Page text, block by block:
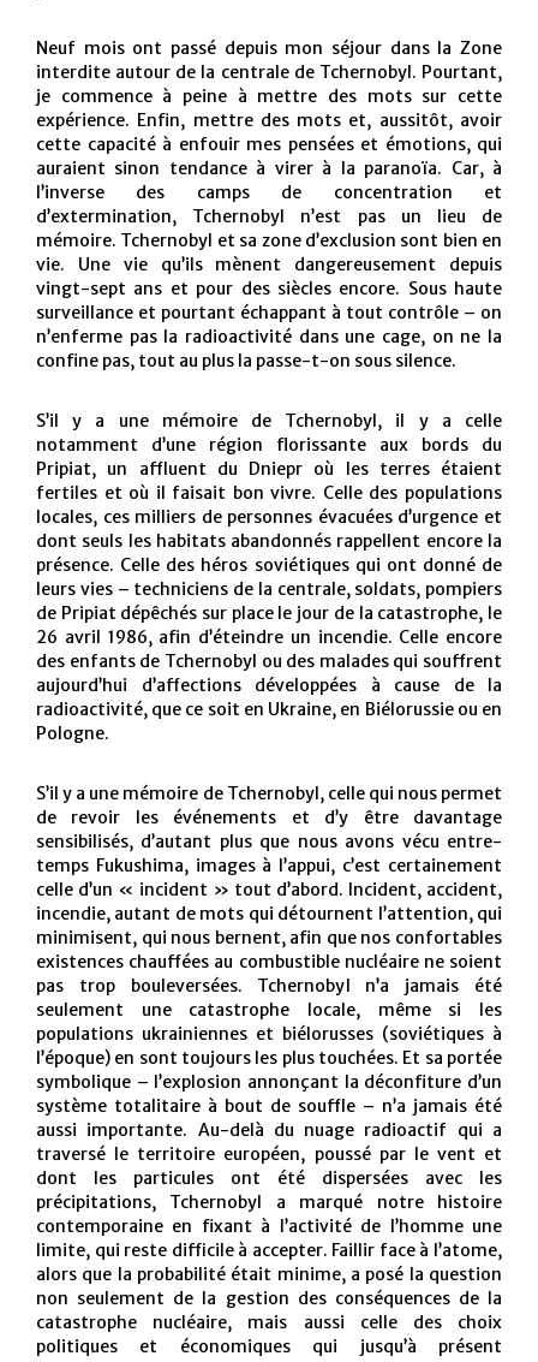
Neuf mois ont passé depuis mon séjour dans la Zone
interdite autour de la centrale de Tchernobyl. Pourtant,
je commence à peine à mettre des mots sur cette
expérience. Enfin, mettre des mots et, aussitôt, avoir
cette capacité à enfouir mes pensées et émotions, qui
auraient sinon tendance à virer à la paranoïa. Car, à
l’inverse des camps de concentration et
d’extermination, Tchernobyl n’est pas un lieu de
mémoire. Tchernobyl et sa zone d’exclusion sont bien en
vie. Une vie qu’ils mènent dangereusement depuis
vingt-sept ans et pour des siècles encore. Sous haute
surveillance et pourtant échappant à tout contrôle – on
n’enferme pas la radioactivité dans une cage, on ne la
confine pas, tout au plus la passe-t-on sous silence.
S’il y a une mémoire de Tchernobyl, il y a celle
notamment d’une région florissante aux bords du
Pripiat, un affluent du Dniepr où les terres étaient
fertiles et où il faisait bon vivre. Celle des populations
locales, ces milliers de personnes évacuées d’urgence et
dont seuls les habitats abandonnés rappellent encore la
présence. Celle des héros soviétiques qui ont donné de
leurs vies – techniciens de la centrale, soldats, pompiers
de Pripiat dépêchés sur place le jour de la catastrophe, le
26 avril 1986, afin d’éteindre un incendie. Celle encore
des enfants de Tchernobyl ou des malades qui souffrent
aujourd’hui d’affections développées à cause de la
radioactivité, que ce soit en Ukraine, en Biélorussie ou en
Pologne.
S’il y a une mémoire de Tchernobyl, celle qui nous permet
de revoir les événements et d’y être davantage
sensibilisés, d’autant plus que nous avons vécu entre-
temps Fukushima, images à l’appui, c’est certainement
celle d’un « incident » tout d’abord. Incident, accident,
incendie, autant de mots qui détournent l’attention, qui
minimisent, qui nous bernent, afin que nos confortables
existences chauffées au combustible nucléaire ne soient
pas trop bouleversées. Tchernobyl n’a jamais été
seulement une catastrophe locale, même si les
populations ukrainiennes et biélorusses (soviétiques à
l’époque) en sont toujours les plus touchées. Et sa portée
symbolique – l’explosion annonçant la déconfiture d’un
système totalitaire à bout de souffle – n’a jamais été
aussi importante. Au-delà du nuage radioactif qui a
traversé le territoire européen, poussé par le vent et
dont les particules ont été dispersées avec les
précipitations, Tchernobyl a marqué notre histoire
contemporaine en fixant à l’activité de l’homme une
limite, qui reste difficile à accepter. Faillir face à l’atome,
alors que la probabilité était minime, a posé la question
non seulement de la gestion des conséquences de la
catastrophe nucléaire, mais aussi celle des choix
politiques et économiques qui jusqu’à présent